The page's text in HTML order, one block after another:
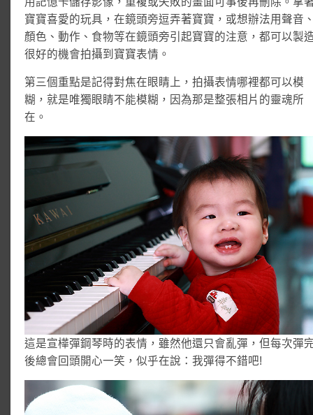
寶寶喜愛的玩具，在鏡頭旁逗弄著寶寶，或想辦法用聲音
顏色、動作、食物等在鏡頭旁引起寶寶的注意，都可以製
很好的機會拍攝到寶寶表情。
第三個重點是記得對焦在眼睛上，拍攝表情哪裡都可以模
糊，就是唯獨眼睛不能模糊，因為那是整張相片的靈魂所
在。
這是宣樺彈鋼琴時的表情，雖然他還只會亂彈，但每次彈
後總會回頭開心一笑，似乎在說：我彈得不錯吧!